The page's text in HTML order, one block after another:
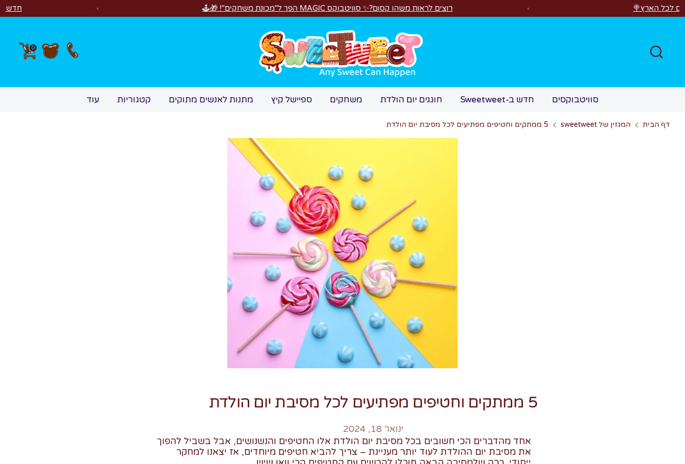
דלג רוצים לראות משהו קסום?✨ סוויטבוקס MAGIC הפך ל"מכונת משחקים"! 🎁🕹️ חדש! סוויטבוקס Happy Birthday! המתנה המושלמת לימי הולדת 🎂🍰🎉
חיפוש 0
סוויטבוקסים חדש ב-Sweetweet חוגגים יום הולדת משחקים ספיישל קיץ מתנות לאנשים מתוקים קטגוריות עוד
דף הבית המגזין של sweetweet 5 ממתקים וחטיפים מפתיעים לכל מסיבת יום הולדת
5 ממתקים וחטיפים מפתיעים לכל מסיבת יום הולדת
ינואר 18, 2024
אחד מהדברים הכי חשובים בכל מסיבת יום הולדת אלו החטיפים והנשנושים, אבל בשביל להפוך
את מסיבת יום ההולדת לעוד יותר מעניינת – צריך להביא חטיפים מיוחדים, אז יצאנו למחקר